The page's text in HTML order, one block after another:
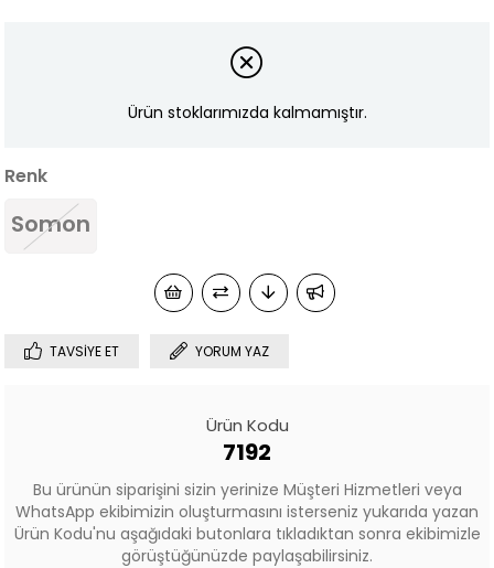
Ürün stoklarımızda kalmamıştır.
Renk
Somon
TAVSIYE ET YORUM YAZ
Ürün Kodu
7192
Bu ürünün siparişini sizin yerinize Müşteri Hizmetleri veya
WhatsApp ekibimizin oluşturmasını isterseniz yukarıda yazan
Ürün Kodu'nu aşağıdaki butonlara tıkladıktan sonra ekibimizle
görüştüğünüzde paylaşabilirsiniz.